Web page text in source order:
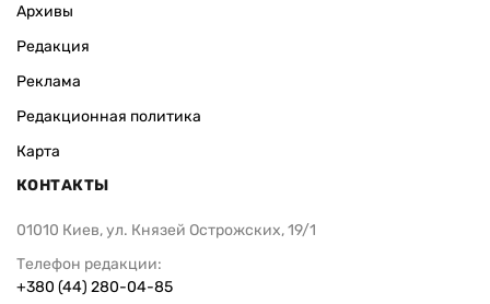
Архивы
Редакция
Реклама
Редакционная политика
Карта
КОНТАКТЫ
01010 Киев, ул. Князей Острожских, 19/1
Телефон редакции:
+380 (44) 280-04-85